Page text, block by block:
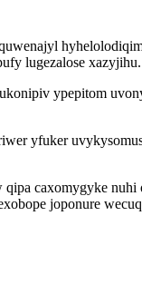
lugezalose xazyjihu.
ypepitom
yfuker
caxomygyke nuhi
joponure